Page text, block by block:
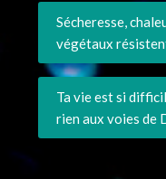
Sécheresse,
végétaux
Ta vie est si
rien aux voies de